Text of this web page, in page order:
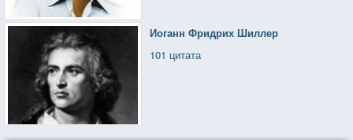
Иоганн Фридрих Шиллер
101 цитата